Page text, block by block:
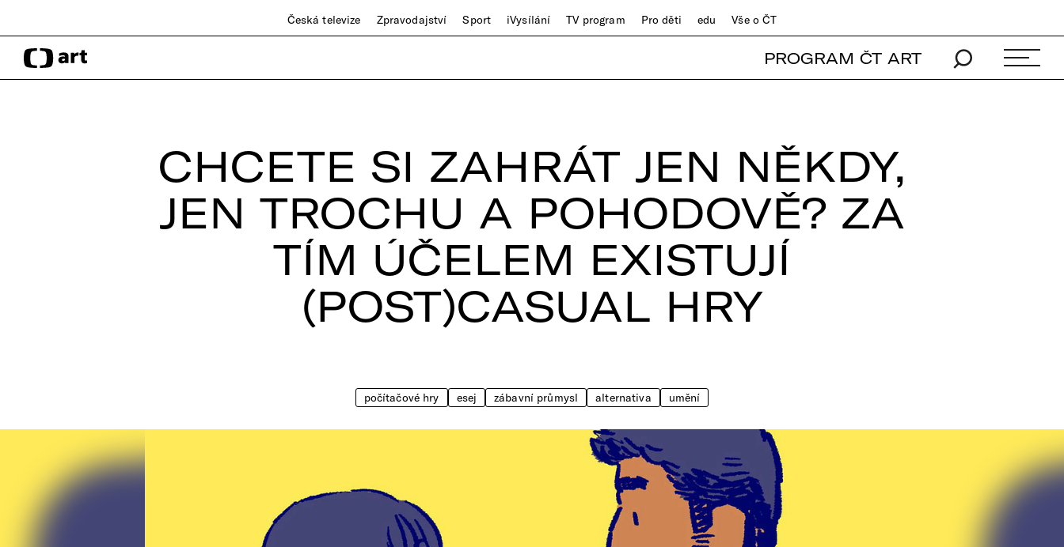
Česká televize Zpravodajství Sport iVysílání TV program Pro děti edu Vše o ČT
PROGRAM ČT ART
CHCETE SI ZAHRÁT JEN NĚKDY,
JEN TROCHU A POHODOVĚ? ZA
TÍM ÚČELEM EXISTUJÍ
(POST)CASUAL HRY
počítačové hry esej zábavní průmysl alternativa umění